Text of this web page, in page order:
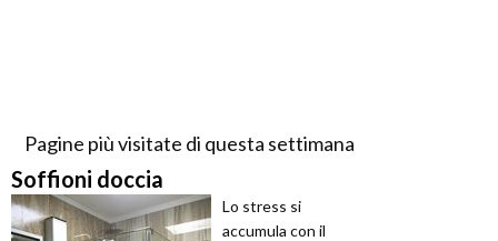
Pagine più visitate di questa settimana
Soffioni doccia
Lo stress si
accumula con il